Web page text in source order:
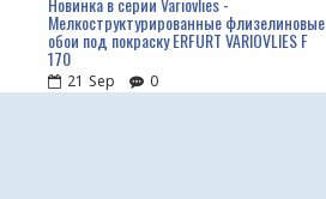
Мелкоструктурированные флизелиновые
обои под покраску ERFURT VARIOVLIES F
170
21 Sep 0